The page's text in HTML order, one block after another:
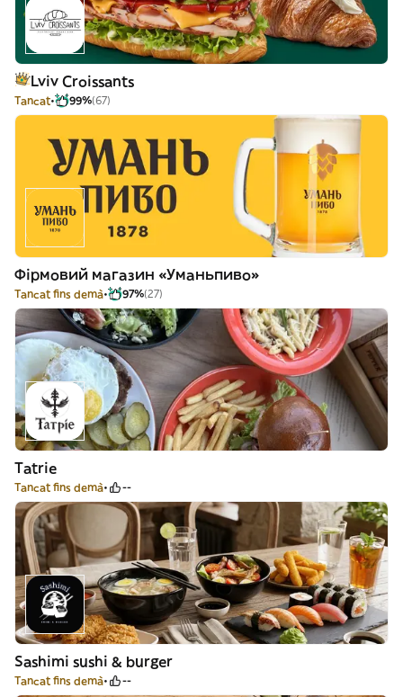
Lviv Croissants
Tancat 99%(67)
Фірмовий магазин «Уманьпиво»
Tancat fins demà 97%(27)
Tatrie
Tancat fins demà --
Sashimi sushi & burger
Tancat fins demà --